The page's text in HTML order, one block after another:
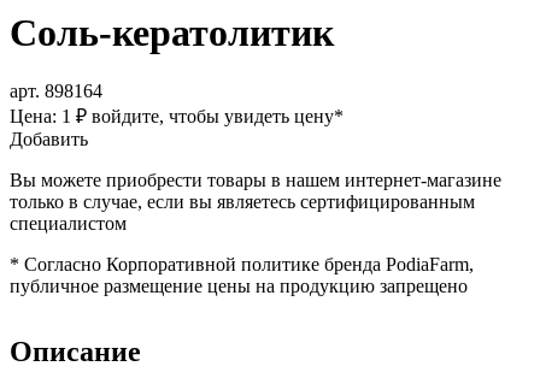
Соль-кератолитик
арт. 898164
Цена: 1 ₽ войдите, чтобы увидеть цену*
Добавить
Вы можете приобрести товары в нашем интернет-магазине
только в случае, если вы являетесь сертифицированным
специалистом
* Согласно Корпоративной политике бренда PodiaFarm,
публичное размещение цены на продукцию запрещено
Описание